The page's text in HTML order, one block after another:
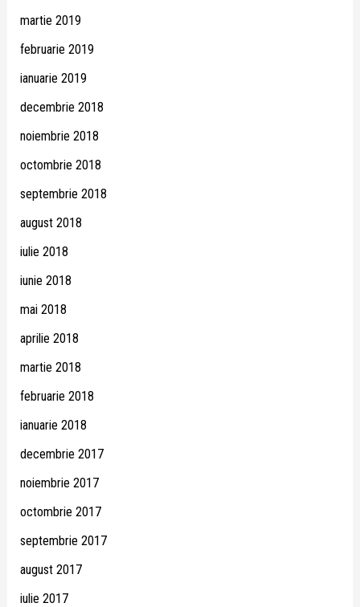
martie 2019
februarie 2019
ianuarie 2019
decembrie 2018
noiembrie 2018
octombrie 2018
septembrie 2018
august 2018
iulie 2018
iunie 2018
mai 2018
aprilie 2018
martie 2018
februarie 2018
ianuarie 2018
decembrie 2017
noiembrie 2017
octombrie 2017
septembrie 2017
august 2017
iulie 2017